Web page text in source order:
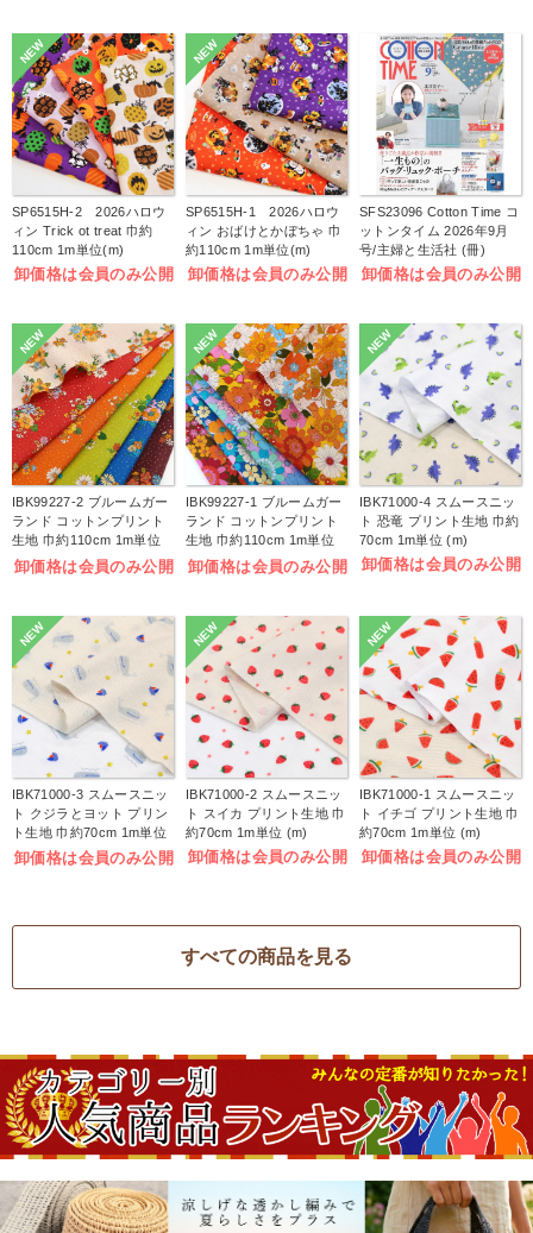
NEW
SP6515H-2 2026ハロウ
ィン Trick ot treat 巾約
110cm 1m単位(m)
卸価格は会員のみ公開
NEW
SP6515H-1 2026ハロウ
ィン おばけとかぼちゃ 巾
約110cm 1m単位(m)
卸価格は会員のみ公開
SFS23096 Cotton Time コ
ットンタイム 2026年9月
号/主婦と生活社 (冊)
卸価格は会員のみ公開
NEW
IBK99227-2 ブルームガー
ランド コットンプリント
生地 巾約110cm 1m単位
(m)
卸価格は会員のみ公開
NEW
IBK99227-1 ブルームガー
ランド コットンプリント
生地 巾約110cm 1m単位
(m)
卸価格は会員のみ公開
NEW
IBK71000-4 スムースニッ
ト 恐竜 プリント生地 巾約
70cm 1m単位 (m)
卸価格は会員のみ公開
NEW
IBK71000-3 スムースニッ
ト クジラとヨット プリン
ト生地 巾約70cm 1m単位
(m)
卸価格は会員のみ公開
NEW
IBK71000-2 スムースニッ
ト スイカ プリント生地 巾
約70cm 1m単位 (m)
卸価格は会員のみ公開
NEW
IBK71000-1 スムースニッ
ト イチゴ プリント生地 巾
約70cm 1m単位 (m)
卸価格は会員のみ公開
すべての商品を見る